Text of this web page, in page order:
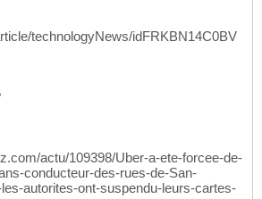
technologyNews/idFRKBN14C0BV
actu/109398/Uber-a-ete-forcee-de-
conducteur-des-rues-de-San-
autorites-ont-suspendu-leurs-cartes-